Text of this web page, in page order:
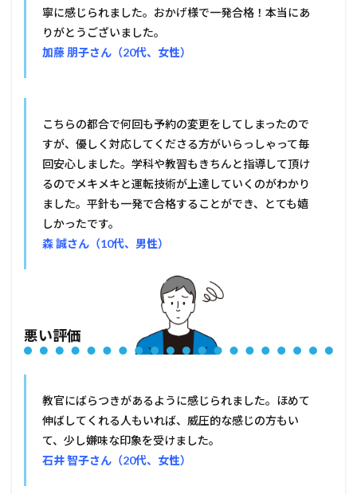
寧に感じられました。おかげ様で一発合格！本当にあ
りがとうございました。
加藤 朋子さん（20代、女性）
こちらの都合で何回も予約の変更をしてしまったので
すが、優しく対応してくださる方がいらっしゃって毎
回安心しました。学科や教習もきちんと指導して頂け
るのでメキメキと運転技術が上達していくのがわかり
ました。平針も一発で合格することができ、とても嬉
しかったです。
森 誠さん（10代、男性）
悪い評価
教官にばらつきがあるように感じられました。ほめて
伸ばしてくれる人もいれば、威圧的な感じの方もい
て、少し嫌味な印象を受けました。
石井 智子さん（20代、女性）